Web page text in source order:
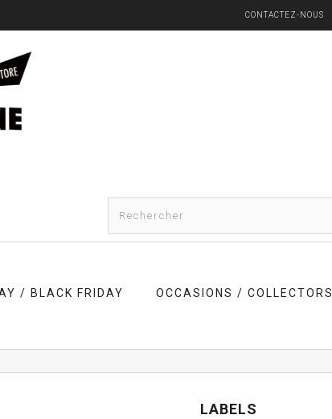
CONTACTEZ-NOUS
/ BLACK FRIDAY OCCASIONS / COLLECTORS
LABELS